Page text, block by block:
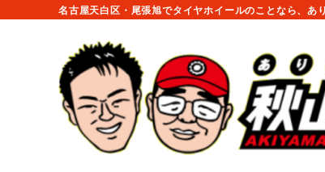
名古屋天白区・尾張旭でタイヤホイールのことなら、